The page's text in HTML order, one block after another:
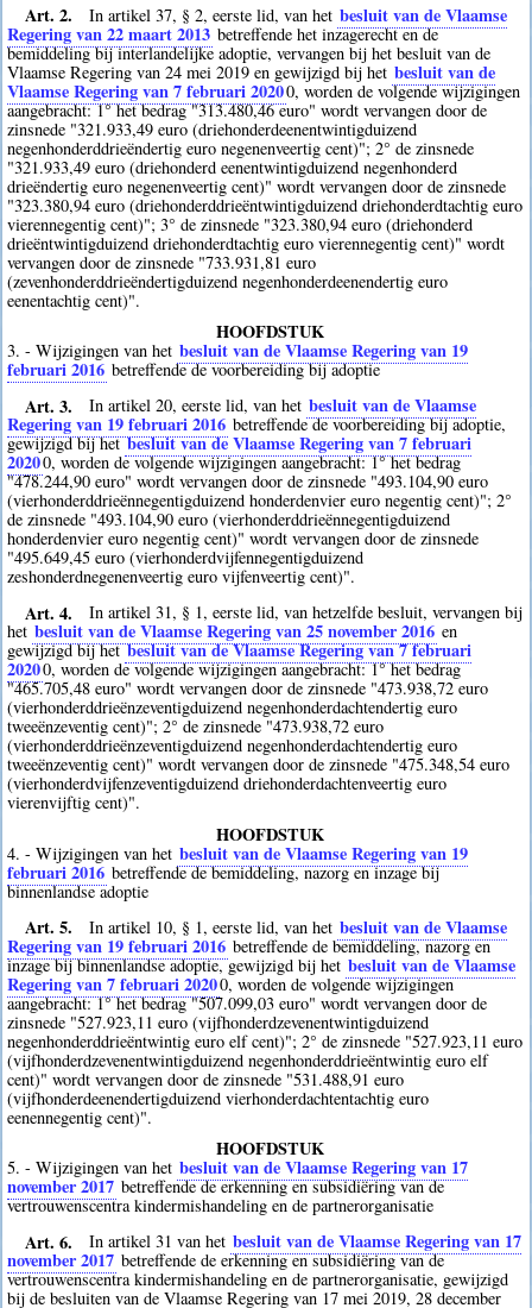
Art. 2. In artikel 37, § 2, eerste lid, van het besluit van de Vlaamse
Regering van 22 maart 2013 betreffende het inzagerecht en de
bemiddeling bij interlandelijke adoptie, vervangen bij het besluit van de
Vlaamse Regering van 24 mei 2019 en gewijzigd bij het besluit van de
Vlaamse Regering van 7 februari 20200, worden de volgende wijzigingen
aangebracht: 1° het bedrag "313.480,46 euro" wordt vervangen door de
zinsnede "321.933,49 euro (driehonderdeenentwintigduizend
negenhonderddrieëndertig euro negenenveertig cent)"; 2° de zinsnede
"321.933,49 euro (driehonderd eenentwintigduizend negenhonderd
drieëndertig euro negenenveertig cent)" wordt vervangen door de zinsnede
"323.380,94 euro (driehonderddrieëntwintigduizend driehonderdtachtig euro
vierennegentig cent)"; 3° de zinsnede "323.380,94 euro (driehonderd
drieëntwintigduizend driehonderdtachtig euro vierennegentig cent)" wordt
vervangen door de zinsnede "733.931,81 euro
(zevenhonderddrieëndertigduizend negenhonderdeenendertig euro
eenentachtig cent)".
HOOFDSTUK
3. - Wijzigingen van het besluit van de Vlaamse Regering van 19
februari 2016 betreffende de voorbereiding bij adoptie
Art. 3. In artikel 20, eerste lid, van het besluit van de Vlaamse
Regering van 19 februari 2016 betreffende de voorbereiding bij adoptie,
gewijzigd bij hetbesluit van de Vlaamse Regering van 7 februari
20200, worden de volgende wijzigingen aangebracht: 1° het bedrag
"478.244,90 euro" wordt vervangen door de zinsnede "493.104,90 euro
(vierhonderddrieënnegentigduizend honderdenvier euro negentig cent)"; 2°
de zinsnede "493.104,90 euro (vierhonderddrieënnegentigduizend
honderdenvier euro negentig cent)" wordt vervangen door de zinsnede
"495.649,45 euro (vierhonderdvijfennegentigduizend
zeshonderdnegenenveertig euro vijfenveertig cent)".
Art. 4.
In artikel 31, § 1, eerste lid, van hetzelfde besluit, vervangen bij
het besluit van de Vlaamse Regering van 25 november 2016 en
gewijzigd bij hetbesluit van de Vlaamse Regering van 7 februari
20200, worden de volgende wijzigingen aangebracht: 1° het bedrag
"465.705,48 euro" wordt vervangen door de zinsnede "473.938,72 euro
(vierhonderddrieënzeventigduizend negenhonderdachtendertig euro
tweeënzeventig cent)"; 2° de zinsnede "473.938,72 euro
(vierhonderddrieënzeventigduizend negenhonderdachtendertig euro
tweeënzeventig cent)" wordt vervangen door de zinsnede "475.348,54 euro
(vierhonderdvijfenzeventigduizend driehonderdachtenveertig euro
vierenvijftig cent)".
HOOFDSTUK
4. - Wijzigingen van het besluit van de Vlaamse Regering van 19
februari 2016 betreffende de bemiddeling, nazorg en inzage bij
binnenlandse adoptie
Art. 5. In artikel 10, § 1, eerste lid, van het besluit van de Vlaamse
Regering van 19 februari 2016 betreffende de bemiddeling, nazorg en
inzage bij binnenlandse adoptie, gewijzigd bij het besluit van de Vlaamse
Regering van 7 februari 20200, worden de volgende wijzigingen
aangebracht: 1° het bedrag "507.099,03 euro" wordt vervangen door de
zinsnede "527.923,11 euro (vijfhonderdzevenentwintigduizend
negenhonderddrieëntwintig euro elf cent)"; 2° de zinsnede "527.923,11 euro
(vijfhonderdzevenentwintigduizend negenhonderddrieëntwintig euro elf
cent)" wordt vervangen door de zinsnede "531.488,91 euro
(vijfhonderdeenendertigduizend vierhonderdachtentachtig euro
eenennegentig cent)".
HOOFDSTUK
5. - Wijzigingen van het besluit van de Vlaamse Regering van 17
november 2017 betreffende de erkenning en subsidiëring van de
vertrouwenscentra kindermishandeling en de partnerorganisatie
Art. 6. In artikel 31 van het besluit van de Vlaamse Regering van 17
november 2017 betreffende de erkenning en subsidiëring van de
vertrouwenscentra kindermishandeling en de partnerorganisatie, gewijzigd
bij de besluiten van de Vlaamse Regering van 17 mei 2019, 28 december